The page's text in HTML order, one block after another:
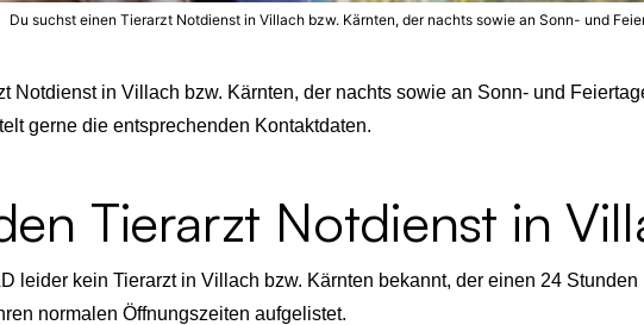
Du suchst einen Tierarzt Notdienst in Villach bzw. Kärnten, der nachts sowie an Sonn- und
Notdienst in Villach bzw. Kärnten, der nachts sowie an Sonn- und
gerne die entsprechenden Kontaktdaten.
Tierarzt Notdienst in
leider kein Tierarzt in Villach bzw. Kärnten bekannt, der einen 24
normalen Öffnungszeiten aufgelistet.